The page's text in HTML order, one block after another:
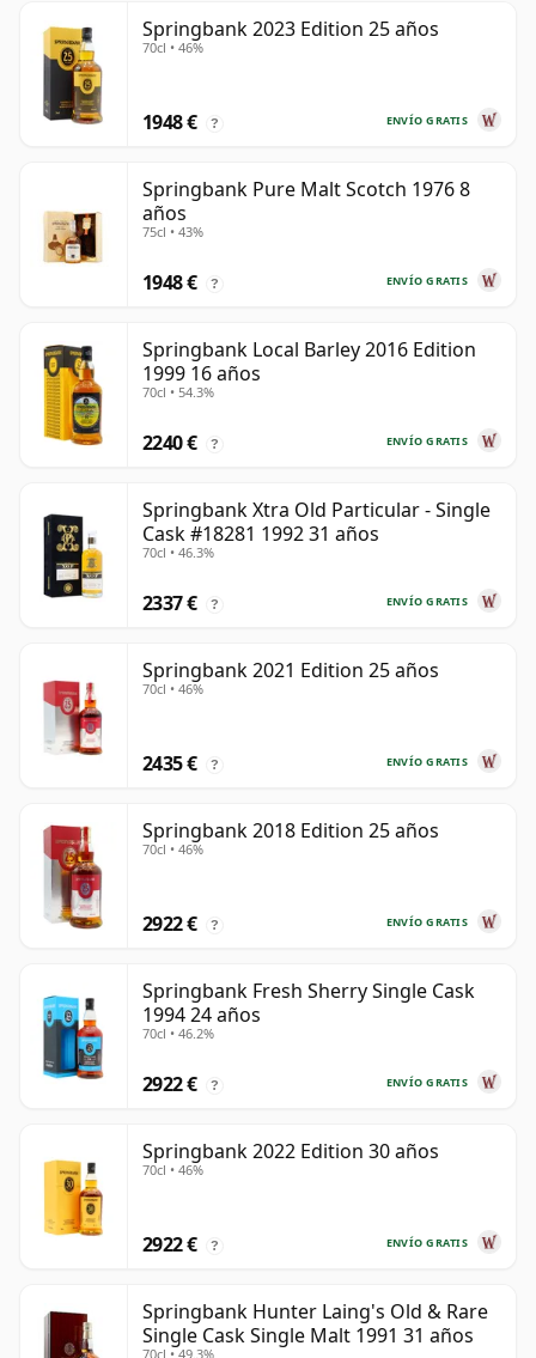
Springbank 2023 Edition 25 años
70cl • 46%
ENVÍO GRATIS
1948 € ?
Springbank Pure Malt Scotch 1976 8
años
75cl • 43%
ENVÍO GRATIS
1948 € ?
Springbank Local Barley 2016 Edition
1999 16 años
70cl • 54.3%
ENVÍO GRATIS
2240 € ?
Springbank Xtra Old Particular - Single
Cask #18281 1992 31 años
70cl • 46.3%
ENVÍO GRATIS
2337 € ?
Springbank 2021 Edition 25 años
70cl • 46%
ENVÍO GRATIS
2435 € ?
Springbank 2018 Edition 25 años
70cl • 46%
ENVÍO GRATIS
2922 € ?
Springbank Fresh Sherry Single Cask
1994 24 años
70cl • 46.2%
ENVÍO GRATIS
2922 € ?
Springbank 2022 Edition 30 años
70cl • 46%
ENVÍO GRATIS
2922 € ?
Springbank Hunter Laing's Old & Rare
Single Cask Single Malt 1991 31 años
70cl • 49.3%